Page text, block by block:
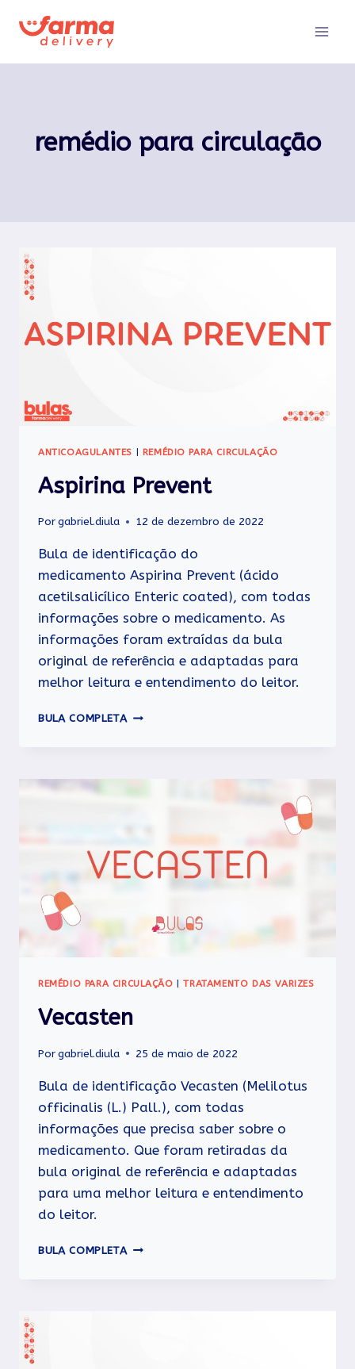
para
remédio para circulação
ANTICOAGULANTES REMÉDIO PARA CIRCULAÇÃO
Aspirina Prevent
Porgabriel.diula 12 de dezembro de 2022
Bula de identificação do
medicamento Aspirina Prevent (ácido
acetilsalicílico Enteric coated), com todas
informações sobre o medicamento. As
informações foram extraídas da bula
original de referência e adaptadas para
melhor leitura e entendimento do leitor.
BULA COMPLETA ASPIRINA
REMÉDIO PARA CIRCULAÇÃO |TRATAMENTO DAS VARIZES
Vecasten
Porgabriel.diula 25 de maio de 2022
Bula de identificação Vecasten (Melilotus
officinalis (L.) Pall.), com todas
informações que precisa saber sobre o
medicamento. Que foram retiradas da
bula original de referência e adaptadas
para uma melhor leitura e entendimento
do leitor.
BULA COMPLETA VECASTEN